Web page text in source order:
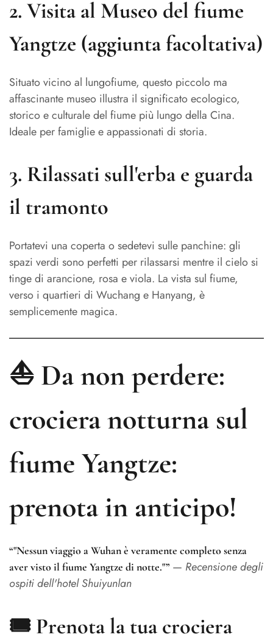
2. Visita al Museo del fiume
Yangtze (aggiunta facoltativa)
Situato vicino al lungofiume, questo piccolo ma
affascinante museo illustra il significato ecologico,
storico e culturale del fiume più lungo della Cina.
Ideale per famiglie e appassionati di storia.
3. Rilassati sull'erba e guarda
il tramonto
Portatevi una coperta o sedetevi sulle panchine: gli
spazi verdi sono perfetti per rilassarsi mentre il cielo si
tinge di arancione, rosa e viola. La vista sul fiume,
verso i quartieri di Wuchang e Hanyang, è
semplicemente magica.
⛵ Da non perdere:
crociera notturna sul
fiume Yangtze:
prenota in anticipo!
“"Nessun viaggio a Wuhan è veramente completo senza
aver visto il fiume Yangtze di notte."” — Recensione degli
ospiti dell'hotel Shuiyunlan
🎟️ Prenota la tua crociera